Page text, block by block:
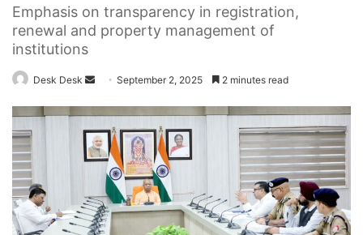
Emphasis on transparency in registration,
renewal and property management of
institutions
Desk Desk
Send
email
September 2, 2025 2 minutes read